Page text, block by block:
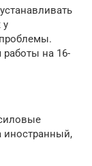
у
на 16-
иностранный,